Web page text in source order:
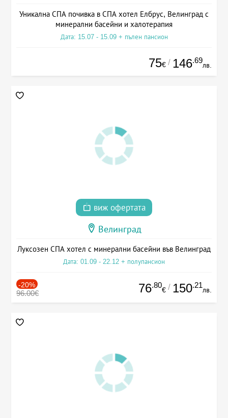
Уникална СПА почивка в СПА хотел Елбрус, Велинград с
минерални басейни и халотерапия
Дата: 15.07 - 15.09 + пълен пансион
75€ / 146.69
лв.
виж офертата
Велинград
Луксозен СПА хотел с минерални басейни във Велинград
Дата: 01.09 - 22.12 + полупансион
-20%
96.00€ 76.80
€ / 150.21
лв.